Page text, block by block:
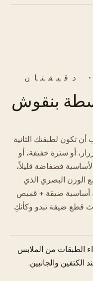
دقيقتان
بنقوش
تكون لطبقتك الثانية
أو سترة خفيفة، أو
فضفاضة قليلاً،
الوزن البصري الذي
أساسية ضيقة + قميص
قطع ضيقة تبدو وكأنكِ
الطبقات من الملابس
الكتفين والجانبين.